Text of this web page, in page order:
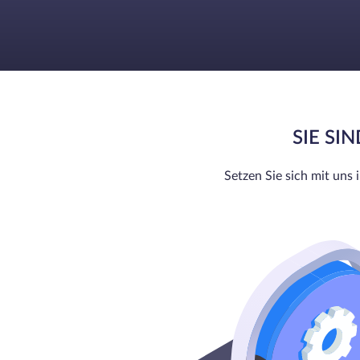
SIE
Setzen Sie sich mit